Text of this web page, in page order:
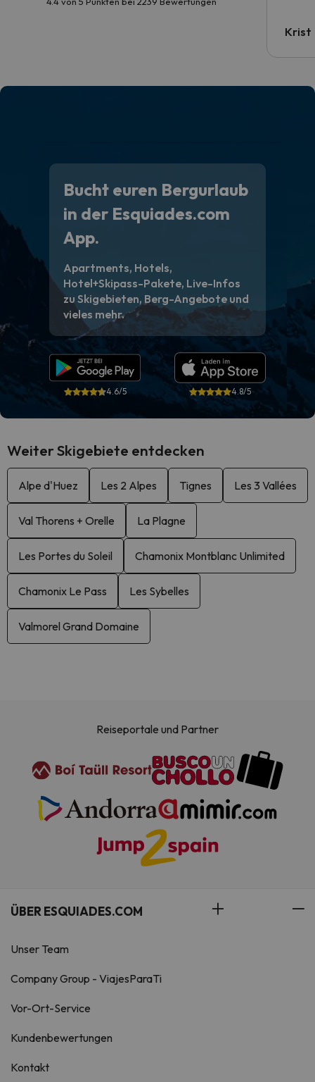
Krist
Bucht euren Bergurlaub
in der Esquiades.com
App.
Apartments, Hotels,
Hotel+Skipass-Pakete, Live-Infos
zu Skigebieten, Berg-Angebote und
vieles mehr.
4.6/5 4.8/5
Weiter Skigebiete entdecken
Alpe d'Huez Les 2 Alpes Tignes Les 3 Vallées
Val Thorens + Orelle La Plagne
Les Portes du Soleil Chamonix Montblanc Unlimited
Chamonix Le Pass Les Sybelles
Valmorel Grand Domaine
Reiseportale und Partner
ÜBER ESQUIADES.COM
Unser Team
Company Group - ViajesParaTi
Vor-Ort-Service
Kundenbewertungen
Kontakt